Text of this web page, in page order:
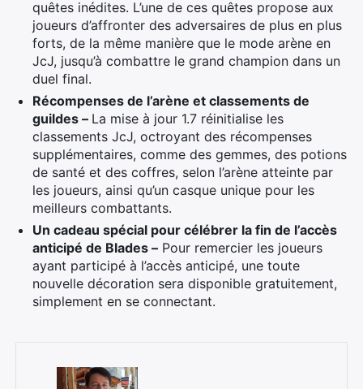
quêtes inédites. L’une de ces quêtes propose aux
joueurs d’affronter des adversaires de plus en plus
forts, de la même manière que le mode arène en
JcJ, jusqu’à combattre le grand champion dans un
duel final.
Récompenses de l’arène et classements de
guildes – La mise à jour 1.7 réinitialise les
classements JcJ, octroyant des récompenses
supplémentaires, comme des gemmes, des potions
de santé et des coffres, selon l’arène atteinte par
les joueurs, ainsi qu’un casque unique pour les
meilleurs combattants.
Un cadeau spécial pour célébrer la fin de l’accès
anticipé de Blades – Pour remercier les joueurs
ayant participé à l’accès anticipé, une toute
nouvelle décoration sera disponible gratuitement,
simplement en se connectant.
×
Rechercher